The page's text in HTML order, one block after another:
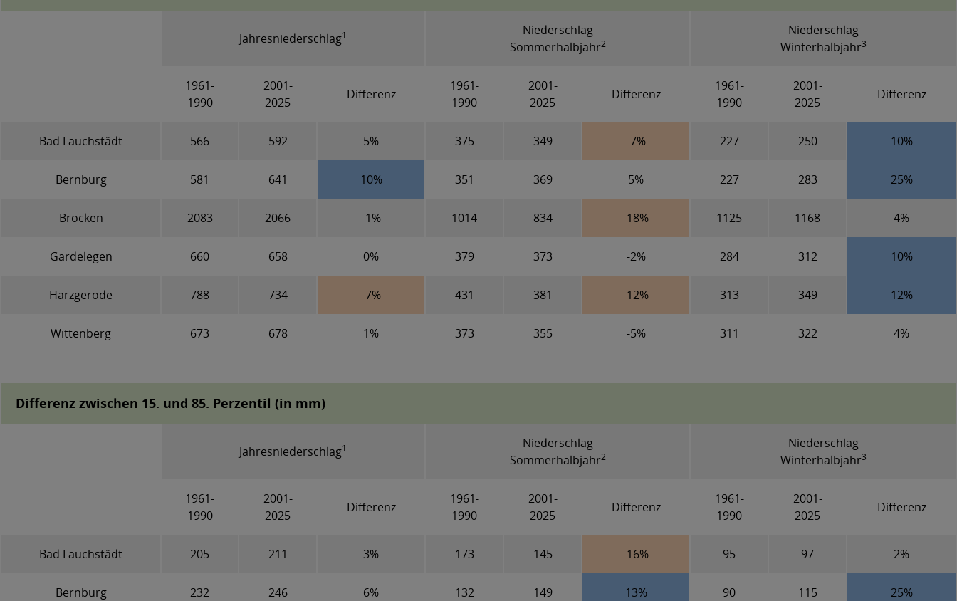
Jahresniederschlag1
Niederschlag
Sommerhalbjahr2
Niederschlag
Winterhalbjahr3
1961-
1990
2001-
2025
Differenz
1961-
1990
2001-
2025
Differenz
1961-
1990
2001-
2025
Differenz
Bad Lauchstädt 566 592 5% 375 349 -7% 227 250 10%
Bernburg 581 641 10% 351 369 5% 227 283 25%
Brocken 2083 2066 -1% 1014 834 -18% 1125 1168 4%
Gardelegen 660 658 0% 379 373 -2% 284 312 10%
Harzgerode 788 734 -7% 431 381 -12% 313 349 12%
Wittenberg 673 678 1% 373 355 -5% 311 322 4%
Differenz zwischen 15. und 85. Perzentil (in mm)
Jahresniederschlag1
Niederschlag
Sommerhalbjahr2
Niederschlag
Winterhalbjahr3
1961-
1990
2001-
2025
Differenz
1961-
1990
2001-
2025
Differenz
1961-
1990
2001-
2025
Differenz
Bad Lauchstädt 205 211 3% 173 145 -16% 95 97 2%
Bernburg 232 246 6% 132 149 13% 90 115 25%